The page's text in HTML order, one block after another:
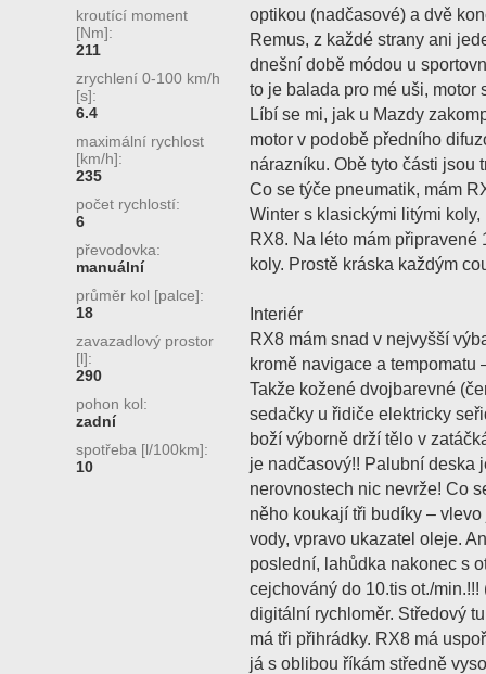
kroutící moment
[Nm]:
211
zrychlení 0-100 km/h
[s]:
6.4
maximální rychlost
[km/h]:
235
počet rychlostí:
6
převodovka:
manuální
průměr kol [palce]:
18
zavazadlový prostor
[l]:
290
pohon kol:
zadní
spotřeba [l/100km]:
10
optikou (nadčasové) a dvě
Remus, z každé strany ani
dnešní době módou u
to je balada pro mé uši, motor
Líbí se mi, jak u Mazdy
motor v podobě předního
nárazníku. Obě tyto části jsou
Co se týče pneumatik, mám
Winter s klasickými litými
RX8. Na léto mám připravené
koly. Prostě kráska každým
Interiér
RX8 mám snad v nejvyšší
kromě navigace a tempomatu
Takže kožené dvojbarevné
sedačky u řidiče elektricky
boží výborně drží tělo v
je nadčasový!! Palubní deska
nerovnostech nic nevrže! Co
něho koukají tři budíky –
vody, vpravo ukazatel oleje.
poslední, lahůdka nakonec s
cejchováný do 10.tis ot./
digitální rychloměr. Středový
má tři přihrádky. RX8 má
já s oblibou říkám středně